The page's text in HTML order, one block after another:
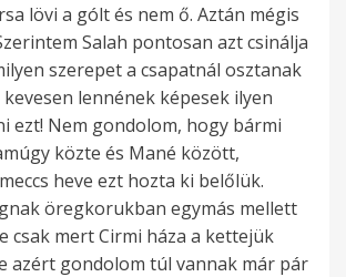
lövi a gólt és nem ő. Aztán mégis
Salah pontosan azt csinálja
szerepet a csapatnál osztanak
lennének képesek ilyen
ezt! Nem gondolom, hogy bármi
közte és Mané között,
heve ezt hozta ki belőlük.
öregkorukban egymás mellett
csak mert Cirmi háza a kettejük
azért gondolom túl vannak már pár